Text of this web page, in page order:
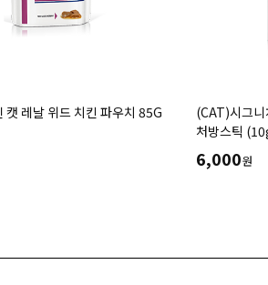
캣 레날 위드 치킨 파우치 85G
(CAT)시그
처방스틱
6,000원